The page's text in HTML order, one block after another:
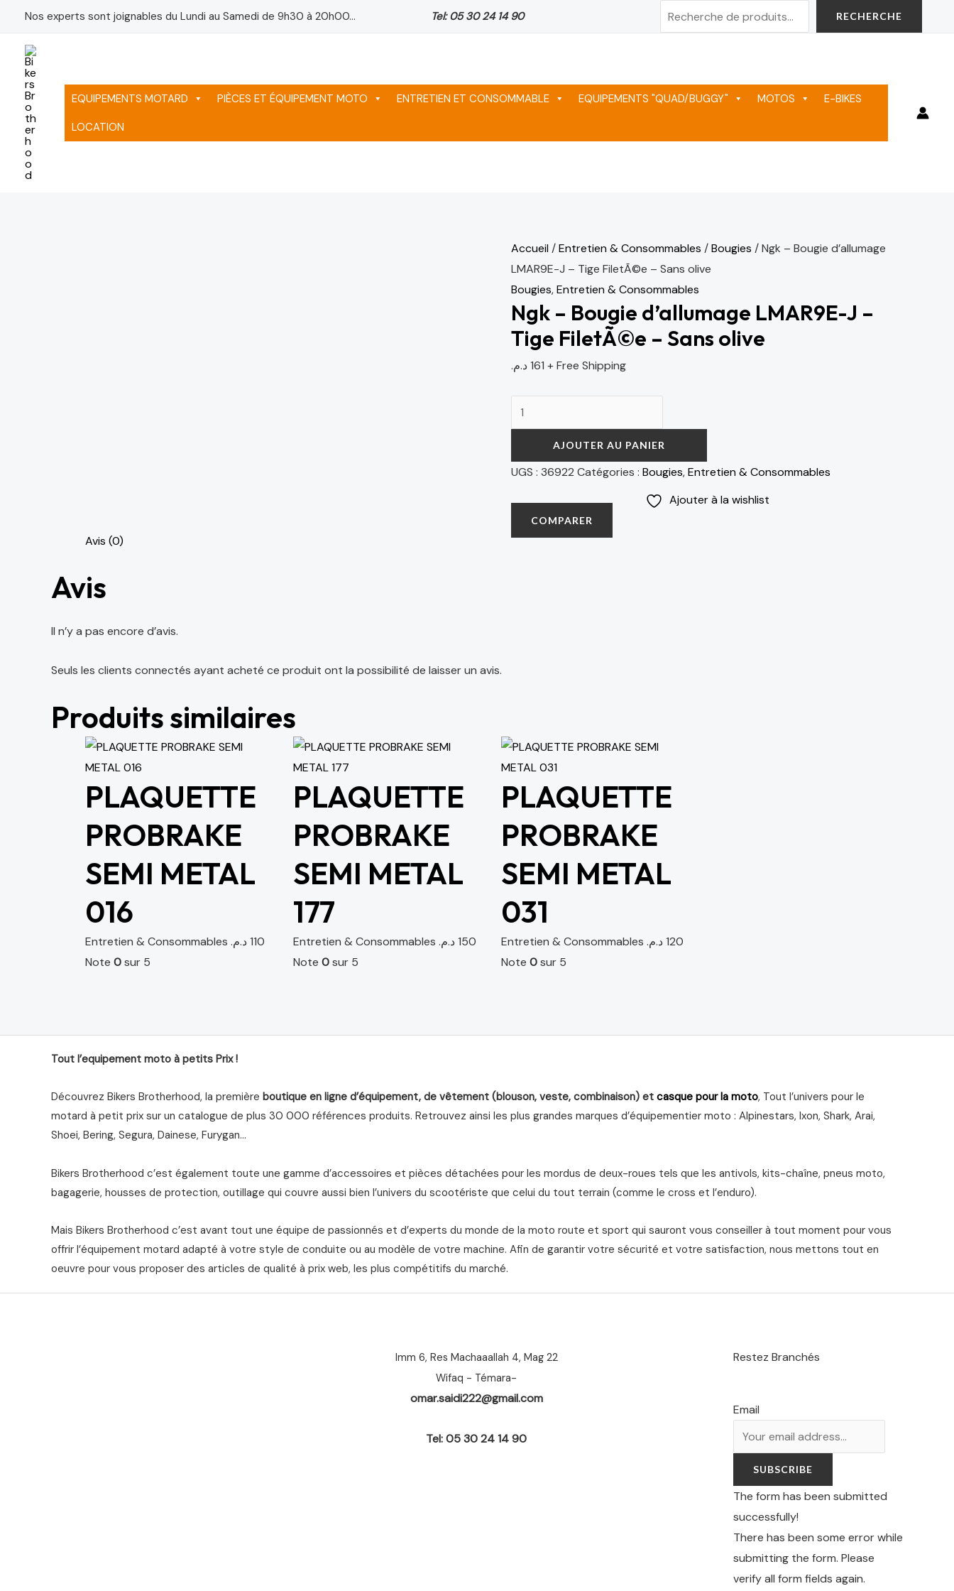
contenu
Nos experts sont joignables du Lundi au Samedi de 9h30 à 20h00... Tel: 05 30 24 14 90 Rechercher RECHERCHE
EQUIPEMENTS MOTARD PIÈCES ET ÉQUIPEMENT MOTO ENTRETIEN ET CONSOMMABLE EQUIPEMENTS "QUAD/BUGGY" MOTOS
E-BIKES
LOCATION
Accueil /Entretien & Consommables /Bougies / Ngk – Bougie d’allumage
LMAR9E-J – Tige FiletÃ©e – Sans olive
Bougies,Entretien & Consommables
Ngk – Bougie d’allumage LMAR9E-J –
Tige FiletÃ©e – Sans olive
161د.م. + Free Shipping
quantité
Bougie
Sans
olive
AJOUTER AU PANIER
UGS : 36922 Catégories : Bougies,Entretien & Consommables
Ajouter à la wishlist
COMPARER
Avis (0)
Avis
Il n’y a pas encore d’avis.
Seuls les clients connectés ayant acheté ce produit ont la possibilité de laisser un avis.
Produits similaires
PLAQUETTE
PROBRAKE
SEMI METAL
016
Entretien & Consommables 110د.م.
Note 0sur 5
PLAQUETTE
PROBRAKE
SEMI METAL
177
Entretien & Consommables 150د.م.
Note 0sur 5
PLAQUETTE
PROBRAKE
SEMI METAL
031
Entretien & Consommables 120د.م.
Note 0sur 5
Tout l’equipement moto à petits Prix !
Découvrez Bikers Brotherhood, la première boutique en ligne d’équipement, de vêtement (blouson, veste, combinaison) et casque pour la moto, Tout l’univers pour le
motard à petit prix sur un catalogue de plus 30 000 références produits. Retrouvez ainsi les plus grandes marques d’équipementier moto : Alpinestars, Ixon, Shark, Arai,
Shoei, Bering, Segura, Dainese, Furygan…
Bikers Brotherhood c’est également toute une gamme d’accessoires et pièces détachées pour les mordus de deux-roues tels que les antivols, kits-chaîne, pneus moto,
bagagerie, housses de protection, outillage qui couvre aussi bien l’univers du scootériste que celui du tout terrain (comme le cross et l’enduro).
Mais Bikers Brotherhood c’est avant tout une équipe de passionnés et d’experts du monde de la moto route et sport qui sauront vous conseiller à tout moment pour vous
offrir l’équipement motard adapté à votre style de conduite ou au modèle de votre machine. Afin de garantir votre sécurité et votre satisfaction, nous mettons tout en
oeuvre pour vous proposer des articles de qualité à prix web, les plus compétitifs du marché.
Imm 6, Res Machaaallah 4, Mag 22
Wifaq - Témara-
omar.saidi222@gmail.com
Tel: 05 30 24 14 90
Restez Branchés
Email
SUBSCRIBE
The form has been submitted
successfully!
There has been some error while
submitting the form. Please
verify all form fields again.